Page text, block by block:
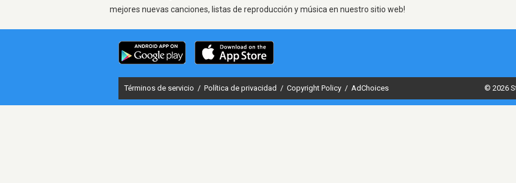
mejores nuevas canciones, listas de reproducción y música en nuestro sitio web!
Términos de servicio / Política de privacidad / Copyright Policy / AdChoices © 2026